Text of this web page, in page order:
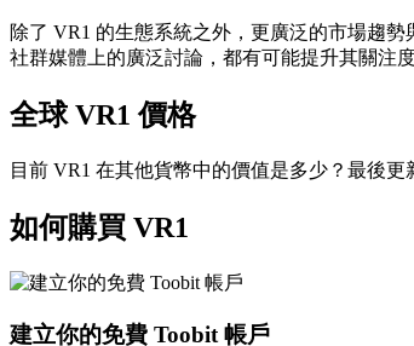
除了 VR1 的生態系統之外，更廣泛的市場趨
社群媒體上的廣泛討論，都有可能提升其關注
全球 VR1 價格
目前 VR1 在其他貨幣中的價值是多少？最後更
如何購買 VR1
建立你的免費 Toobit 帳戶